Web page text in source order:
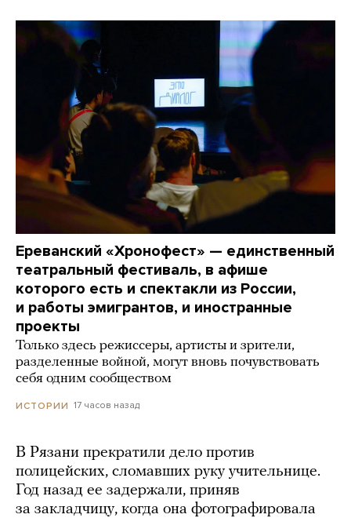
Ереванский «Хронофест» — единственный
театральный фестиваль, в афише
которого есть и спектакли из России,
и работы эмигрантов, и иностранные
проекты
Только здесь режиссеры, артисты и зрители,
разделенные войной, могут вновь почувствовать
себя одним сообществом
ИСТОРИИ 17 часов назад
В Рязани прекратили дело против
полицейских, сломавших руку учительнице.
Год назад ее задержали, приняв
за закладчицу, когда она фотографировала